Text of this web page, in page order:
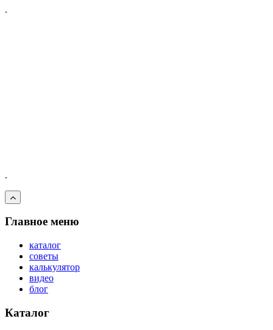
.
.
Главное меню
каталог
советы
калькулятор
видео
блог
Каталог